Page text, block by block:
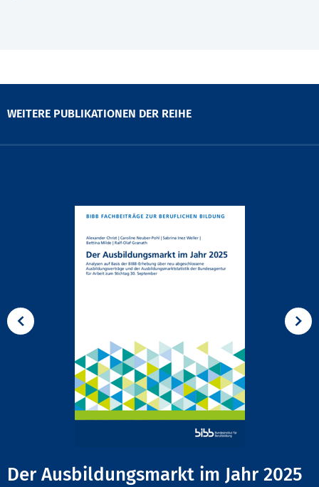
WEITERE PUBLIKATIONEN DER REIHE
Der Ausbildungsmarkt im Jahr 2025